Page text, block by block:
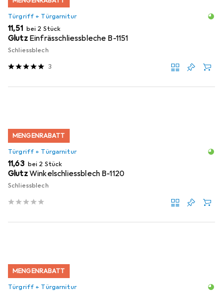
Türgriff + Türgarnitur
EUR
11,51 bei 2 Stück
Glutz Einfrässchliessbleche B-1151
Schliessblech
3
MENGENRABATT
Türgriff + Türgarnitur
EUR
11,63 bei 2 Stück
GlutzWinkelschliessblech B-1120
Schliessblech
MENGENRABATT
Türgriff + Türgarnitur